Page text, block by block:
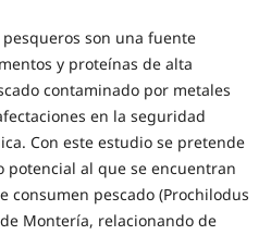
son una fuente
y proteínas de alta
contaminado por metales
en la seguridad
Con este estudio se pretende
al que se encuentran
consumen pescado (Prochilodus
Montería, relacionando de